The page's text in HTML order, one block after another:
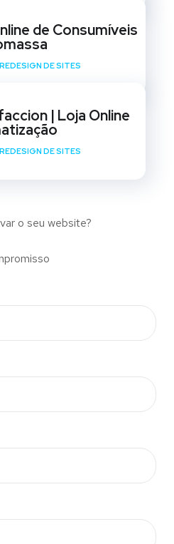
de Consumíveis
REDESIGN DE SITES
| Loja Online
REDESIGN DE SITES
o seu website?